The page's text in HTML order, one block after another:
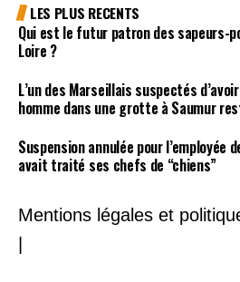
LES PLUS RECENTS
Qui est le futur patron des sapeurs-
Loire ?
L’un des Marseillais suspectés
homme dans une grotte à Saumur
Suspension annulée pour l’employée
avait traité ses chefs de “chiens”
Mentions légales et